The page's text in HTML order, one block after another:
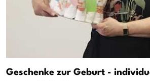
Geschenke zur Geburt -